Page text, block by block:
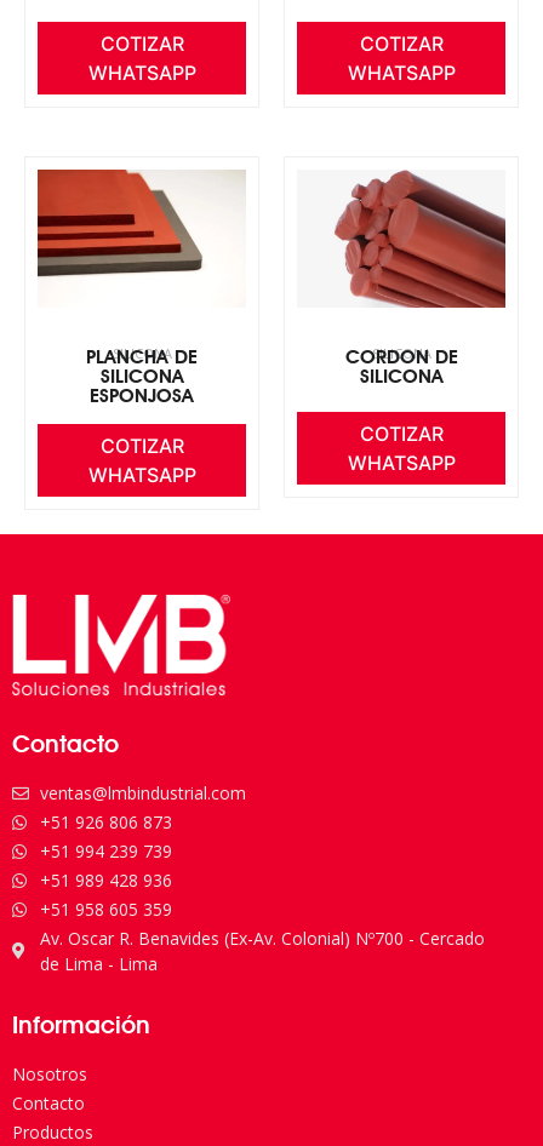
COTIZAR
WHATSAPP
COTIZAR
WHATSAPP
SILICONA
PLANCHA DE
SILICONA
ESPONJOSA
COTIZAR
WHATSAPP
SILICONA
CORDON DE
SILICONA
COTIZAR
WHATSAPP
Contacto
ventas@lmbindustrial.com
+51 926 806 873
+51 994 239 739
+51 989 428 936
+51 958 605 359
Av. Oscar R. Benavides (Ex-Av. Colonial) Nº700 - Cercado
de Lima - Lima
Información
Nosotros
Contacto
Productos